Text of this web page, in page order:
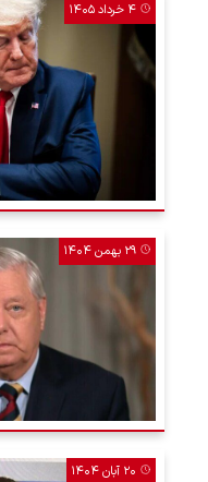
۴ خرداد ۱۴۰۵
۲۹ بهمن ۱۴۰۴
۲۰ آبان ۱۴۰۴